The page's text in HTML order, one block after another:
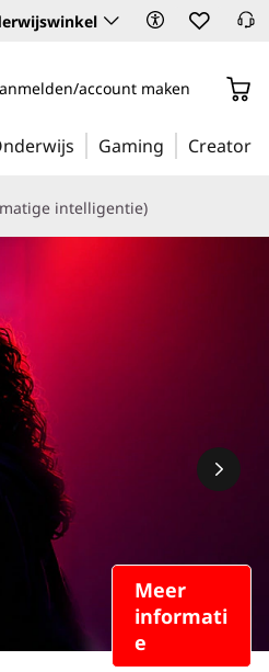
account maken
Gaming Creator
intelligentie)
Meer
informati
e